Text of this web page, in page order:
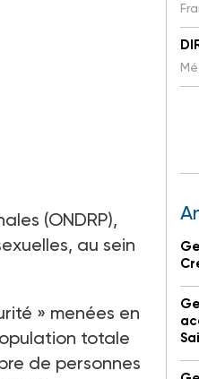
(ONDRP),
au sein
» menées en
totale
de personnes